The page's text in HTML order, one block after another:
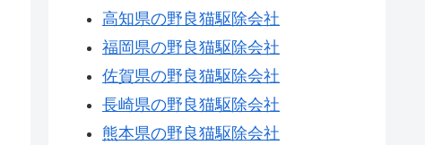
高知県の野良猫駆除会社
福岡県の野良猫駆除会社
佐賀県の野良猫駆除会社
長崎県の野良猫駆除会社
熊本県の野良猫駆除会社